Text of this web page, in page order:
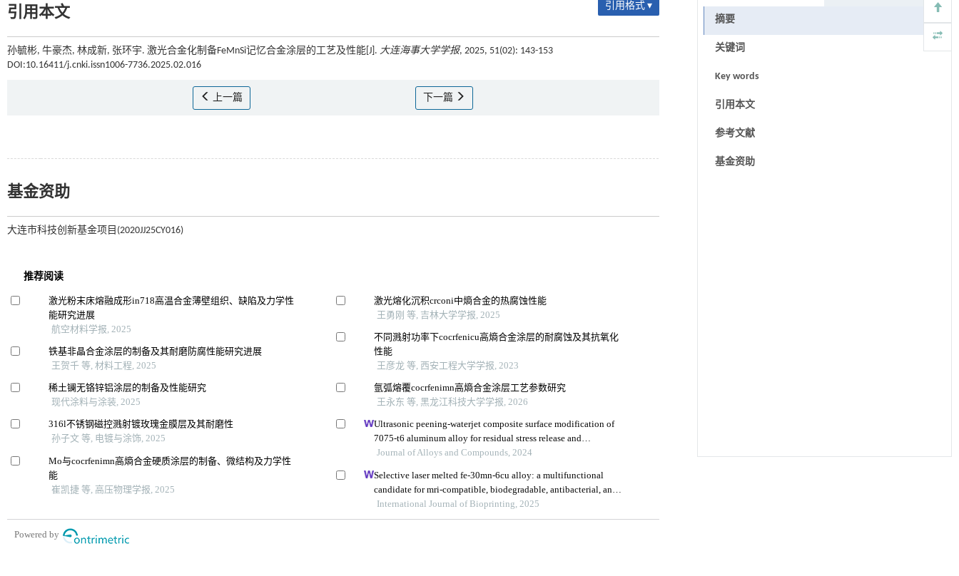
引用本文 引用格式 ▾
孙毓彬, 牛豪杰, 林成新, 张环宇. 激光合金化制备FeMnSi记忆合金涂层的工艺及性能[J]. 大连海事大学学报, 2025, 51(02): 143-153
DOI:10.16411/j.cnki.issn1006-7736.2025.02.016
上一篇 下一篇
基金资助
大连市科技创新基金项目(2020JJ25CY016)
摘要
关键词
Key words
引用本文
参考文献
基金资助